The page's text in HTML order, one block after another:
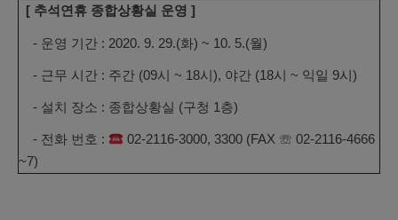
[ 추석연휴 종합상황실 운영 ]
- 운영 기간 : 2020. 9. 29.(화) ~ 10. 5.(월)
- 근무 시간 : 주간 (09시 ~ 18시), 야간 (18시 ~ 익일 9시)
- 설치 장소 : 종합상황실 (구청 1층)
- 전화 번호 :
02-2116-3000, 3300 (FAX ☏ 02-2116-4666
~7)